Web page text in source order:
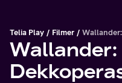
Telia Play Filmer
Wallander: